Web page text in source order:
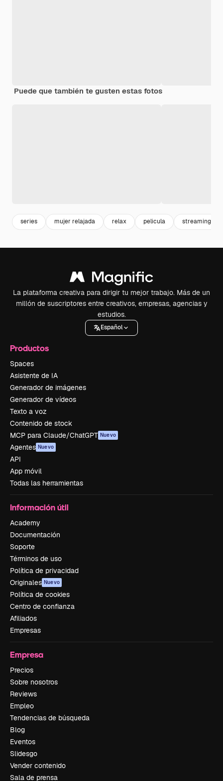
Puede que también te gusten estas fotos
series mujer relajada relax pelicula streaming
La plataforma creativa para dirigir tu mejor trabajo. Más de un
millón de suscriptores entre creativos, empresas, agencias y
estudios.
Español
Productos
Spaces
Asistente de IA
Generador de imágenes
Generador de vídeos
Texto a voz
Contenido de stock
MCP para Claude/ChatGPT Nuevo
Agentes Nuevo
API
App móvil
Todas las herramientas
Información útil
Academy
Documentación
Soporte
Términos de uso
Política de privacidad
Originales Nuevo
Política de cookies
Centro de confianza
Afiliados
Empresas
Empresa
Precios
Sobre nosotros
Reviews
Empleo
Tendencias de búsqueda
Blog
Eventos
Slidesgo
Vender contenido
Sala de prensa